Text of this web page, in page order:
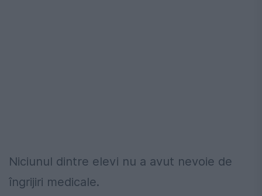
Niciunul dintre elevi nu a avut nevoie de
îngrijiri medicale.